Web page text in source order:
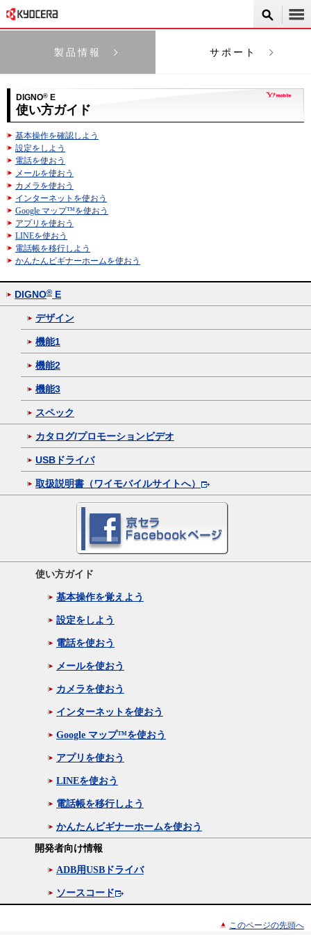
製品情報 サポート
DIGNO® E
使い方ガイド
基本操作を確認しよう
設定をしよう
電話を使おう
メールを使おう
カメラを使おう
インターネットを使おう
Google マップ™を使おう
アプリを使おう
LINEを使おう
電話帳を移行しよう
かんたんビギナーホームを使おう
DIGNO® E
デザイン
機能1
機能2
機能3
スペック
カタログ/プロモーションビデオ
USBドライバ
取扱説明書（ワイモバイルサイトへ）
使い方ガイド
基本操作を覚えよう
設定をしよう
電話を使おう
メールを使おう
カメラを使おう
インターネットを使おう
Google マップ™を使おう
アプリを使おう
LINEを使おう
電話帳を移行しよう
かんたんビギナーホームを使おう
開発者向け情報
ADB用USBドライバ
ソースコード
このページの先頭へ